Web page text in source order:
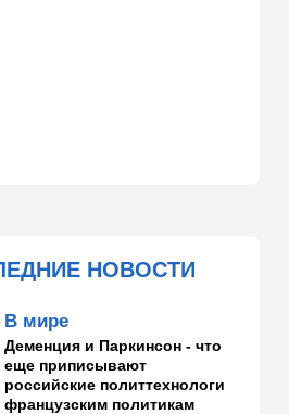
НОВОСТИ
В мире
Деменция и Паркинсон - что
еще приписывают
российские политтехнологи
французским политикам